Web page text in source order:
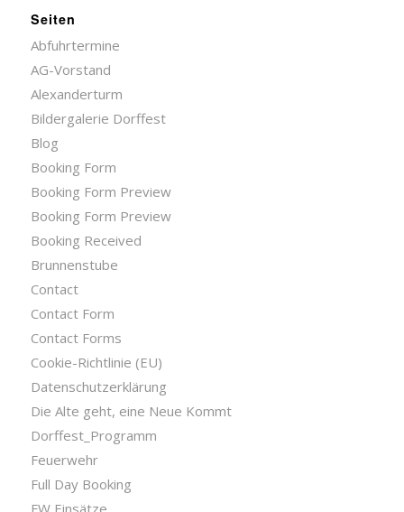
Seiten
Abfuhrtermine
AG-Vorstand
Alexanderturm
Bildergalerie Dorffest
Blog
Booking Form
Booking Form Preview
Booking Form Preview
Booking Received
Brunnenstube
Contact
Contact Form
Contact Forms
Cookie-Richtlinie (EU)
Datenschutzerklärung
Die Alte geht, eine Neue Kommt
Dorffest_Programm
Feuerwehr
Full Day Booking